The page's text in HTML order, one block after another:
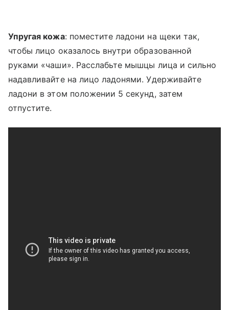
Упругая кожа: поместите ладони на щеки так,
чтобы лицо оказалось внутри образованной
руками «чаши». Расслабьте мышцы лица и сильно
надавливайте на лицо ладонями. Удерживайте
ладони в этом положении 5 секунд, затем
отпустите.